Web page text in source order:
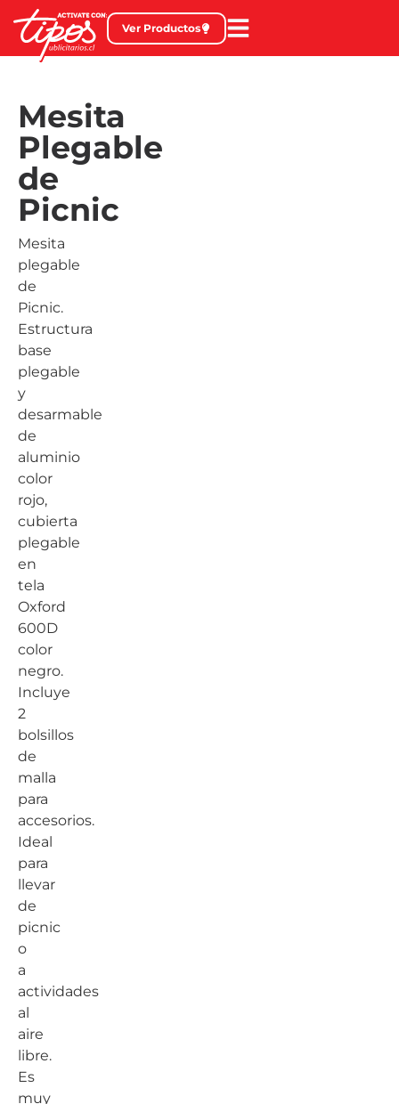
Ver Productos
Mesita
Plegable
de
Picnic
Mesita
plegable
de
Picnic.
Estructura
base
plegable
y
desarmable
de
aluminio
color
rojo,
cubierta
plegable
en
tela
Oxford
600D
color
negro.
Incluye
2
bolsillos
de
malla
para
accesorios.
Ideal
para
llevar
de
picnic
o
a
actividades
al
aire
libre.
Es
muy